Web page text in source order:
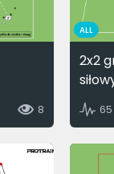
8
ALL
2x2
65